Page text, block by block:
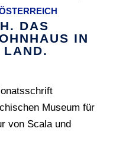
DAS
IN
LAND.
Museum für
von Scala und